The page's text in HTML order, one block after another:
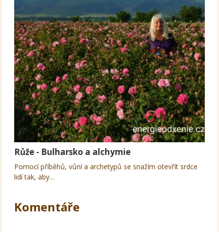
Růže - Bulharsko a alchymie
Pomocí příběhů, vůní a archetypů se snažím otevřít srdce
lidí tak, aby…
Komentáře